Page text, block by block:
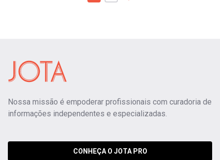
Nossa missão é empoderar profissionais com curadoria de
informações independentes e especializadas.
CONHEÇA O JOTA PRO